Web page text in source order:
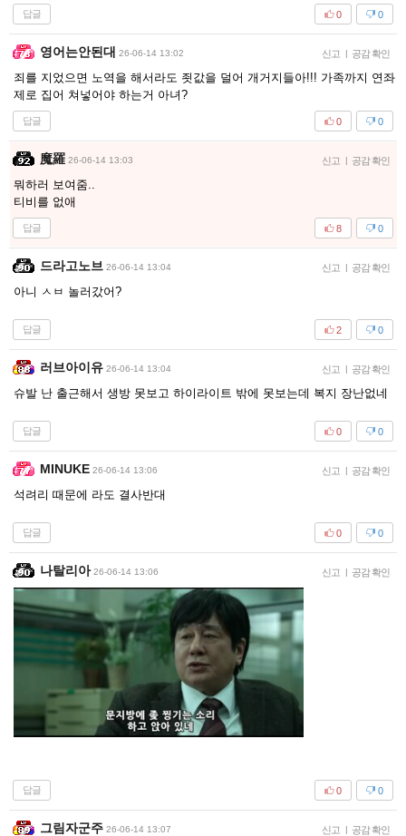
답글 0
0
영어는안된대 26-06-14 13:02 신고 | 공감 확인
죄를 지었으면 노역을 해서라도 죗값을 덜어 개거지들아!!! 가족까지 연좌
제로 집어 쳐넣어야 하는거 아녀?
답글 0
0
魔羅 26-06-14 13:03 신고 | 공감 확인
뭐하러 보여줌..
티비를 없애
답글 0
8
드라고노브 26-06-14 13:04 신고 | 공감 확인
아니 ㅅㅂ 놀러갔어?
답글 0
2
러브아이유 26-06-14 13:04 신고 | 공감 확인
슈발 난 출근해서 생방 못보고 하이라이트 밖에 못보는데 복지 장난없네
답글 0
0
MINUKE 26-06-14 13:06 신고 | 공감 확인
석려리 때문에 라도 결사반대
답글 0
0
나탈리아 26-06-14 13:06 신고 | 공감 확인
답글 0
0
그림자군주 26-06-14 13:07 신고 | 공감 확인